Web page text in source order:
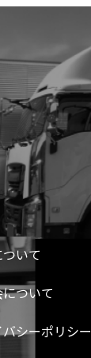
いて
ついて
シーポリシー